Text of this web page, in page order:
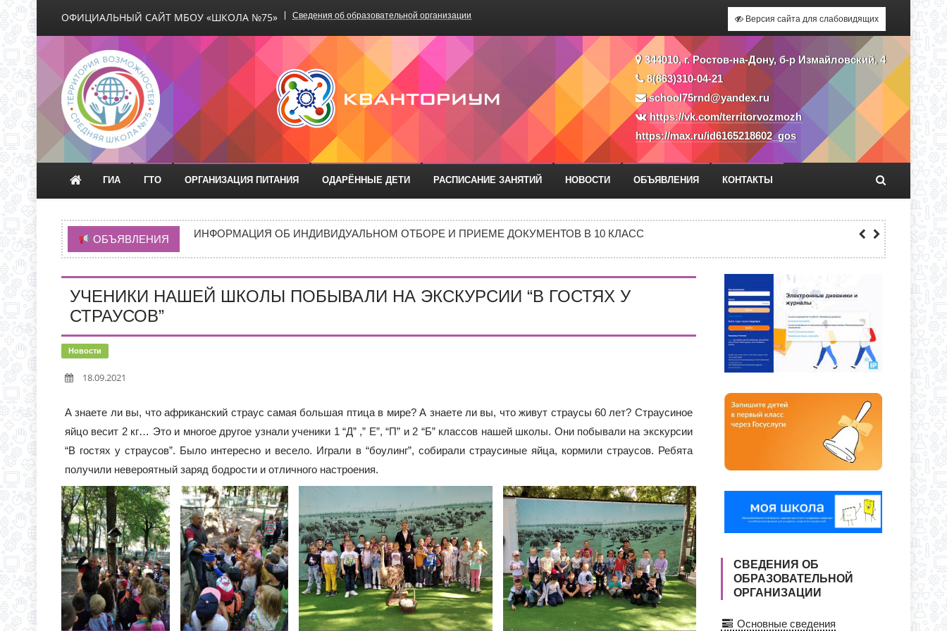
ОФИЦИАЛЬНЫЙ САЙТ МБОУ «ШКОЛА №75» Сведения об образовательной организации Версия сайта для слабовидящих
Официальный сайт МБОУ «Школа №75»
344010, г. Ростов-на-Дону, б-р Измайловский, 4
8(863)310-04-21
school75rnd@yandex.ru
https://vk.com/territorvozmozh
https://max.ru/id6165218602_gos
ГИА ГТО ОРГАНИЗАЦИЯ ПИТАНИЯ ОДАРЁННЫЕ ДЕТИ РАСПИСАНИЕ ЗАНЯТИЙ НОВОСТИ ОБЪЯВЛЕНИЯ КОНТАКТЫ
ОБЪЯВЛЕНИЯ
ВРЕМЯ ОТКРЫТИЯ ОБРАЗОВАТЕЛЬНЫХ ОРГАНИЗАЦИЙ РОСТОВСКОЙ ОБЛАСТИ ДЛЯ ПРИЕМА ЗАЯВЛЕНИЙ В 1 КЛАСС
ИНФОРМАЦИЯ ОБ ИНДИВИДУАЛЬНОМ ОТБОРЕ И ПРИЕМЕ ДОКУМЕНТОВ В 10 КЛАСС
ИНФОРМАЦИЯ О ПРИЕМЕ В 10 КЛАСС
НОВАЯ ЭПИДЕМИЯ «ТИШИНЫ»: ПОЧЕМУ ПОДРОСТКИ ВСЁ ЧАЩЕ ВЫБИРАЮТ АПТЕКУ?
С 1 СЕНТЯБРЯ 2026 ГОДА В МБОУ «ШКОЛА № 75» ОТКРЫВАЮТСЯ КЛАССЫ ПОЛНОГО ДНЯ ПО АДРЕСУ: УЛ. Ю. ДУБИНИНА,
ВРЕМЯ ОТКРЫТИЯ ОБРАЗОВАТЕЛЬНЫХ ОРГАНИЗАЦИЙ РОСТОВСКОЙ ОБЛАСТИ ДЛЯ ПРИЕМА ЗАЯВЛЕНИЙ В 1 КЛАСС
УЧЕНИКИ НАШЕЙ ШКОЛЫ ПОБЫВАЛИ НА ЭКСКУРСИИ “В ГОСТЯХ У
СТРАУСОВ”
Новости
18.09.2021
А знаете ли вы, что африканский страус самая большая птица в мире? А знаете ли вы, что живут страусы 60 лет? Страусиное
яйцо весит 2 кг… Это и многое другое узнали ученики 1 “Д” ,” Е”, “П” и 2 “Б” классов нашей школы. Они побывали на экскурсии
“В гостях у страусов”. Было интересно и весело. Играли в “боулинг”, собирали страусиные яйца, кормили страусов. Ребята
получили невероятный заряд бодрости и отличного настроения.
СВЕДЕНИЯ ОБ
ОБРАЗОВАТЕЛЬНОЙ
ОРГАНИЗАЦИИ
Основные сведения